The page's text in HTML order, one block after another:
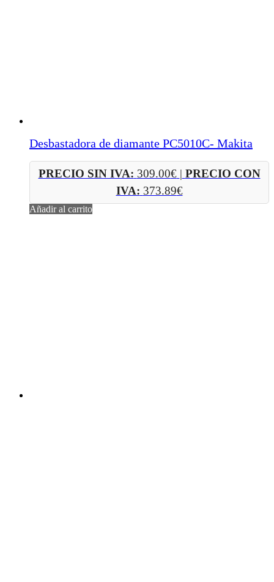
Desbastadora de diamante PC5010C- Makita
PRECIO SIN IVA: 309.00€ | PRECIO CON
IVA: 373.89€
Añadir al carrito